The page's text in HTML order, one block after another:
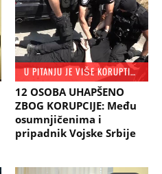
U PITANJU JE VIŠE KORUPTIVNIH DELA
12 OSOBA UHAPŠENO
ZBOG KORUPCIJE: Među
osumnjičenima i
pripadnik Vojske Srbije